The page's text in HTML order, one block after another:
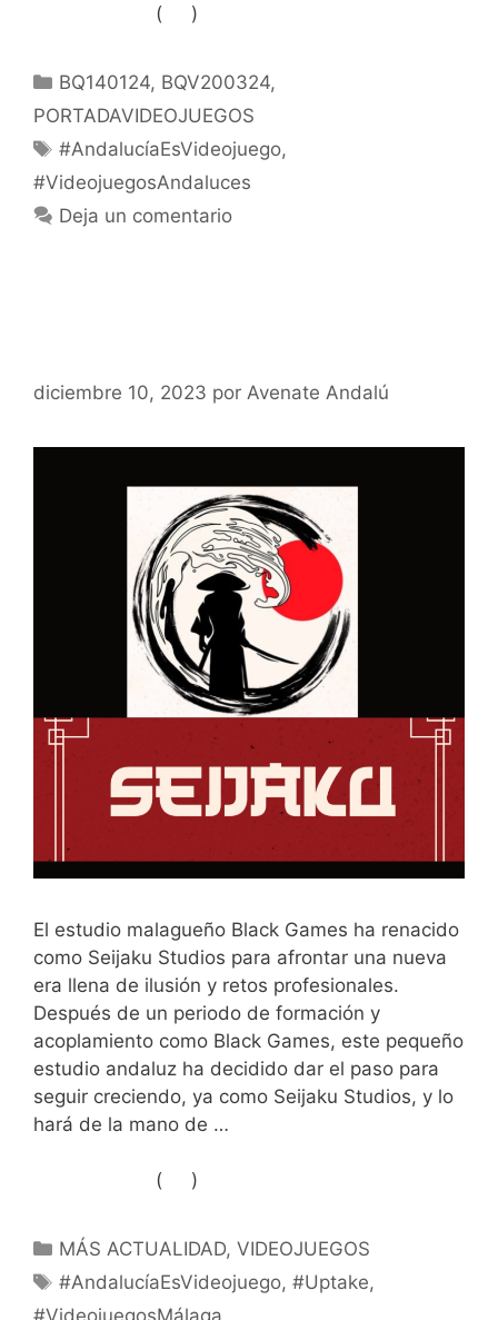
( )
Categorías
BQ140124, BQV200324,
PORTADAVIDEOJUEGOS
Etiquetas
#AndalucíaEsVideojuego,
#VideojuegosAndaluces
Deja un comentario
diciembre 10, 2023 por Avenate Andalú
El estudio malagueño Black Games ha renacido
como Seijaku Studios para afrontar una nueva
era llena de ilusión y retos profesionales.
Después de un periodo de formación y
acoplamiento como Black Games, este pequeño
estudio andaluz ha decidido dar el paso para
seguir creciendo, ya como Seijaku Studios, y lo
hará de la mano de …
( )
Categorías
MÁS ACTUALIDAD,VIDEOJUEGOS
Etiquetas
#AndalucíaEsVideojuego,#Uptake,